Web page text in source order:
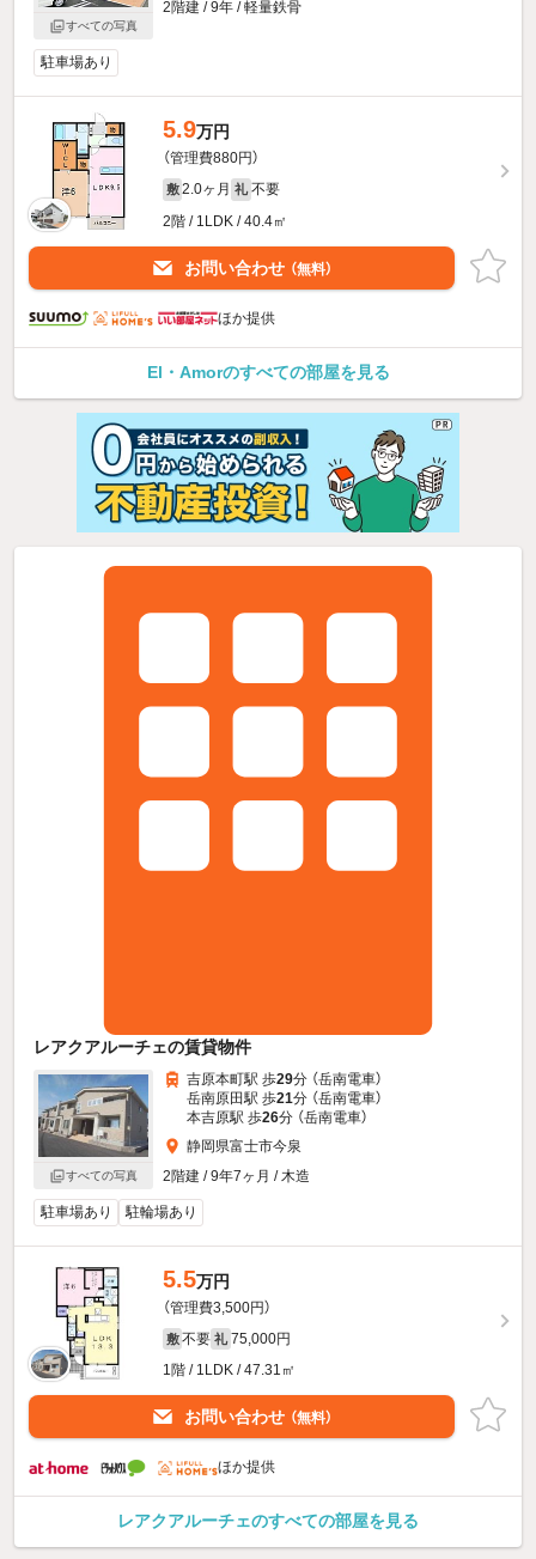
すべての写真
2階建 / 9年 / 軽量鉄骨
駐車場あり
5.9万円
（管理費880円）
敷 2.0ヶ月 礼 不要
2階 / 1LDK / 40.4㎡
お問い合わせ （無料）
ほか提供
El・Amorのすべての部屋を見る
レアクアルーチェの賃貸物件
すべての写真
吉原本町駅 歩29分 （岳南電車）
岳南原田駅 歩21分 （岳南電車）
本吉原駅 歩26分 （岳南電車）
静岡県富士市今泉
2階建 / 9年7ヶ月 / 木造
駐車場あり 駐輪場あり
5.5万円
（管理費3,500円）
敷 不要 礼 75,000円
1階 / 1LDK / 47.31㎡
お問い合わせ （無料）
ほか提供
レアクアルーチェのすべての部屋を見る